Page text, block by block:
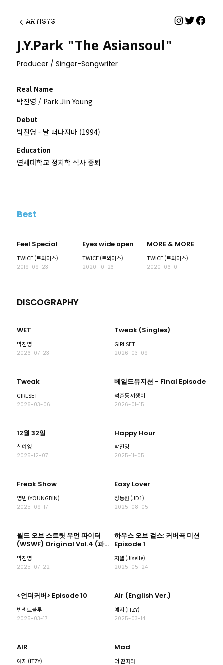
이전ARTISTS
J.Y.Park "The Asiansoul"
Producer / Singer-Songwriter
Real Name
박진영 / Park Jin Young
Debut
박진영 - 날 떠나지마 (1994)
Education
연세대학교 정치학 석사 중퇴
Best
Feel Special
TWICE (트와이스)
2019-09-23
Eyes wide open
TWICE (트와이스)
2020-10-26
MORE & MORE
TWICE (트와이스)
2020-06-01
DISCOGRAPHY
WET
박진영
2026-07-23
Tweak (Singles)
GIRLSET
2026-03-09
Tweak
GIRLSET
2026-03-06
베일드뮤지션 - Final Episode
석촌동 끼쟁이
2026-01-15
12월 32일
신예영
2025-12-07
Happy Hour
박진영
2025-11-05
Freak Show
영빈 (YOUNGBIN)
2025-09-17
Easy Lover
정동원 (JD1)
2025-08-05
월드 오브 스트릿 우먼 파이터
(WSWF) Original Vol.4 (파
이널)
박진영
2025-07-22
하우스 오브 걸스: 커버곡 미션
Episode 1
지셀 (Jiselle)
2025-05-24
<언더커버> Episode 10
빈센트블루
2025-03-17
Air (English Ver.)
예지 (ITZY)
2025-03-14
AIR
예지 (ITZY)
Mad
더 딴따라